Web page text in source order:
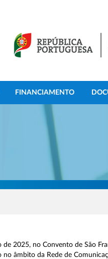
FINANCIAMENTO
2025, no Convento de São
no âmbito da Rede de